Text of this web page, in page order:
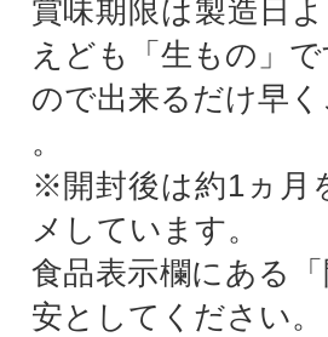
賞味期限は製造日
えども「生もの」
ので出来るだけ早
。
※開封後は約1ヵ月
メしています。
食品表示欄にある
安としてください。